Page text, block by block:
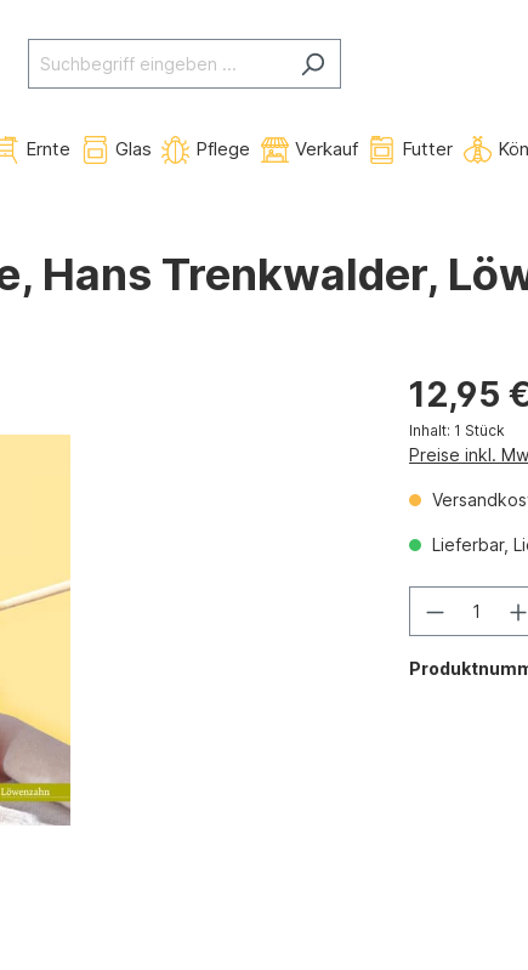
Ernte Glas Pflege Verkauf Futter
Hans Trenkwalder,
12,95
Inhalt: 1 Stück
Preise inkl.
Lieferbar,